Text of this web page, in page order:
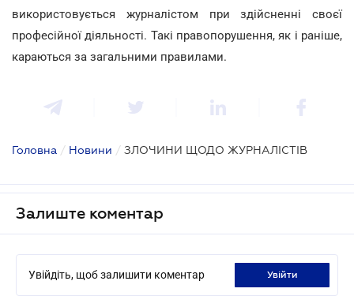
використовується журналістом при здійсненні своєї
професійної діяльності. Такі правопорушення, як і раніше,
караються за загальними правилами.
Головна / Новини / ЗЛОЧИНИ ЩОДО ЖУРНАЛІСТІВ
Залиште коментар
Увійдіть, щоб залишити коментар увійти